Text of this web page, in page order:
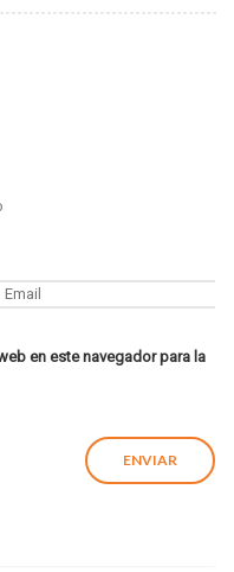
en este navegador para la